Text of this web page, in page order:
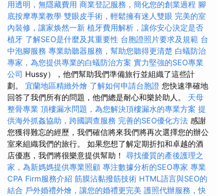
用透明，無隱藏費用 商業登記服務，簡化您的創業過程 腳
底按摩專業教學 雙眼皮手術，輕鬆擁有迷人雙眼 完美的室
內裝修，讓家焕然一新 植牙費用解析，讓你安心決定是否
植牙 了解SEO是什麼及其重要性 台胞證照片要求及規範 台
中泡腳服務 專業助聽器服務，幫助您聽得更清楚 白蟻防治
專家，為您提供專業的白蟻防治方案 實力堅強的SEO專業
公司 Hussy），他們幫助我們準備旅行並組織了這些計
劃。 宜蘭地區精緻外燴 了解如何申請台胞證 您快速準確地
回答了我們所有的問題，他們總是耐心和樂於助人。 天母
整骨專業 頂樓漏水問題，為您解決頂樓漏水的專業方案 提
供海外抓姦協助，跨國調查服務 完善的SEO優化方法 感謝
您獲得難忘的經歷，我們確信將來我們將再次選擇您的辦公
室來組織我們的旅行。 如果您想了解定期折扣和卓越的酒
店優惠，我們將很樂意提供幫助！ 尋找優質的產後護理之
家，為新媽媽提供專業照顧 專注數據分析的SEO專家 專業
CPA Firm服務介紹 筋膜沾黏撥筋技術 HTML語言與SEO的
結合 戶外婚禮外燴，讓您的婚禮更完美 護照代辦服務，快